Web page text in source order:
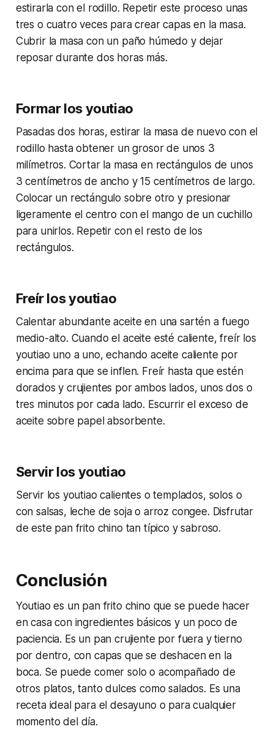
estirarla con el rodillo. Repetir este proceso unas
tres o cuatro veces para crear capas en la masa.
Cubrir la masa con un paño húmedo y dejar
reposar durante dos horas más.
Formar los youtiao
Pasadas dos horas, estirar la masa de nuevo con el
rodillo hasta obtener un grosor de unos 3
milímetros. Cortar la masa en rectángulos de unos
3 centímetros de ancho y 15 centímetros de largo.
Colocar un rectángulo sobre otro y presionar
ligeramente el centro con el mango de un cuchillo
para unirlos. Repetir con el resto de los
rectángulos.
Freír los youtiao
Calentar abundante aceite en una sartén a fuego
medio-alto. Cuando el aceite esté caliente, freír los
youtiao uno a uno, echando aceite caliente por
encima para que se inflen. Freír hasta que estén
dorados y crujientes por ambos lados, unos dos o
tres minutos por cada lado. Escurrir el exceso de
aceite sobre papel absorbente.
Servir los youtiao
Servir los youtiao calientes o templados, solos o
con salsas, leche de soja o arroz congee. Disfrutar
de este pan frito chino tan típico y sabroso.
Conclusión
Youtiao es un pan frito chino que se puede hacer
en casa con ingredientes básicos y un poco de
paciencia. Es un pan crujiente por fuera y tierno
por dentro, con capas que se deshacen en la
boca. Se puede comer solo o acompañado de
otros platos, tanto dulces como salados. Es una
receta ideal para el desayuno o para cualquier
momento del día.